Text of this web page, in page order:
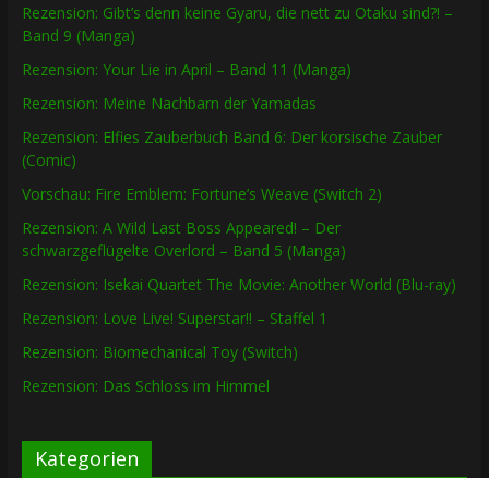
Rezension: Gibt’s denn keine Gyaru, die nett zu Otaku sind?! –
Band 9 (Manga)
Rezension: Your Lie in April – Band 11 (Manga)
Rezension: Meine Nachbarn der Yamadas
Rezension: Elfies Zauberbuch Band 6: Der korsische Zauber
(Comic)
Vorschau: Fire Emblem: Fortune’s Weave (Switch 2)
Rezension: A Wild Last Boss Appeared! – Der
schwarzgeflügelte Overlord – Band 5 (Manga)
Rezension: Isekai Quartet The Movie: Another World (Blu-ray)
Rezension: Love Live! Superstar!! – Staffel 1
Rezension: Biomechanical Toy (Switch)
Rezension: Das Schloss im Himmel
Kategorien